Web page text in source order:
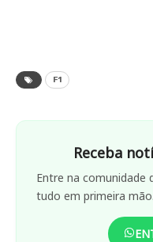
F1
Receba
Entre na comunidade
tudo em primeira mão.